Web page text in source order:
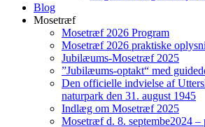
Blog
Mosetræf
Mosetræf 2026 Program
Mosetræf 2026 praktiske
Jubilæums-Mosetræf 2025
”Jubilæums-optakt“ med
Den officielle indvielse af
naturpark den 31. august 1945
Indlæg om Mosetræf 2025
Mosetræf d. 8. septembe2024 –